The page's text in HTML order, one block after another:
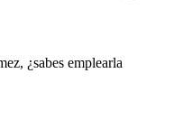
¿sabes emplearla